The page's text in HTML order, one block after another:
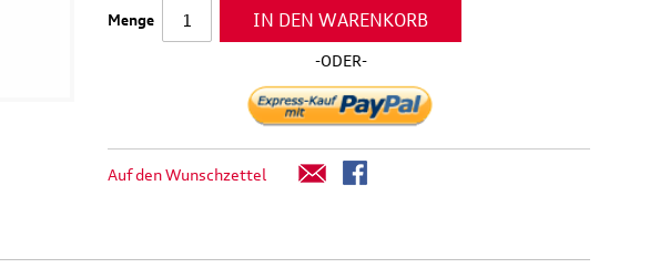
Menge IN DEN WARENKORB
-ODER-
Auf den Wunschzettel